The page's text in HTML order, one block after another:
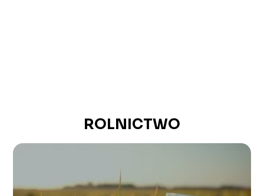
ROLNICTWO